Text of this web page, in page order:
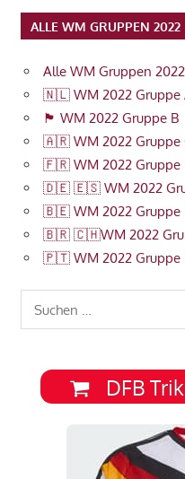
ALLE WM GRUPPEN 2022
Alle WM Gruppen 2022
🇳🇱 WM 2022 Gruppe
🏴󠁧󠁢󠁥󠁮󠁧󠁿 WM 2022 Gruppe B
🇦🇷 WM 2022 Gruppe
🇫🇷 WM 2022 Gruppe
🇩🇪 🇪🇸 WM 2022
🇧🇪 WM 2022 Gruppe
🇧🇷 🇨🇭WM 2022
🇵🇹 WM 2022 Gruppe
DFB